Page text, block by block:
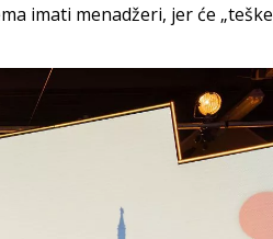
imati menadžeri, jer će „teške